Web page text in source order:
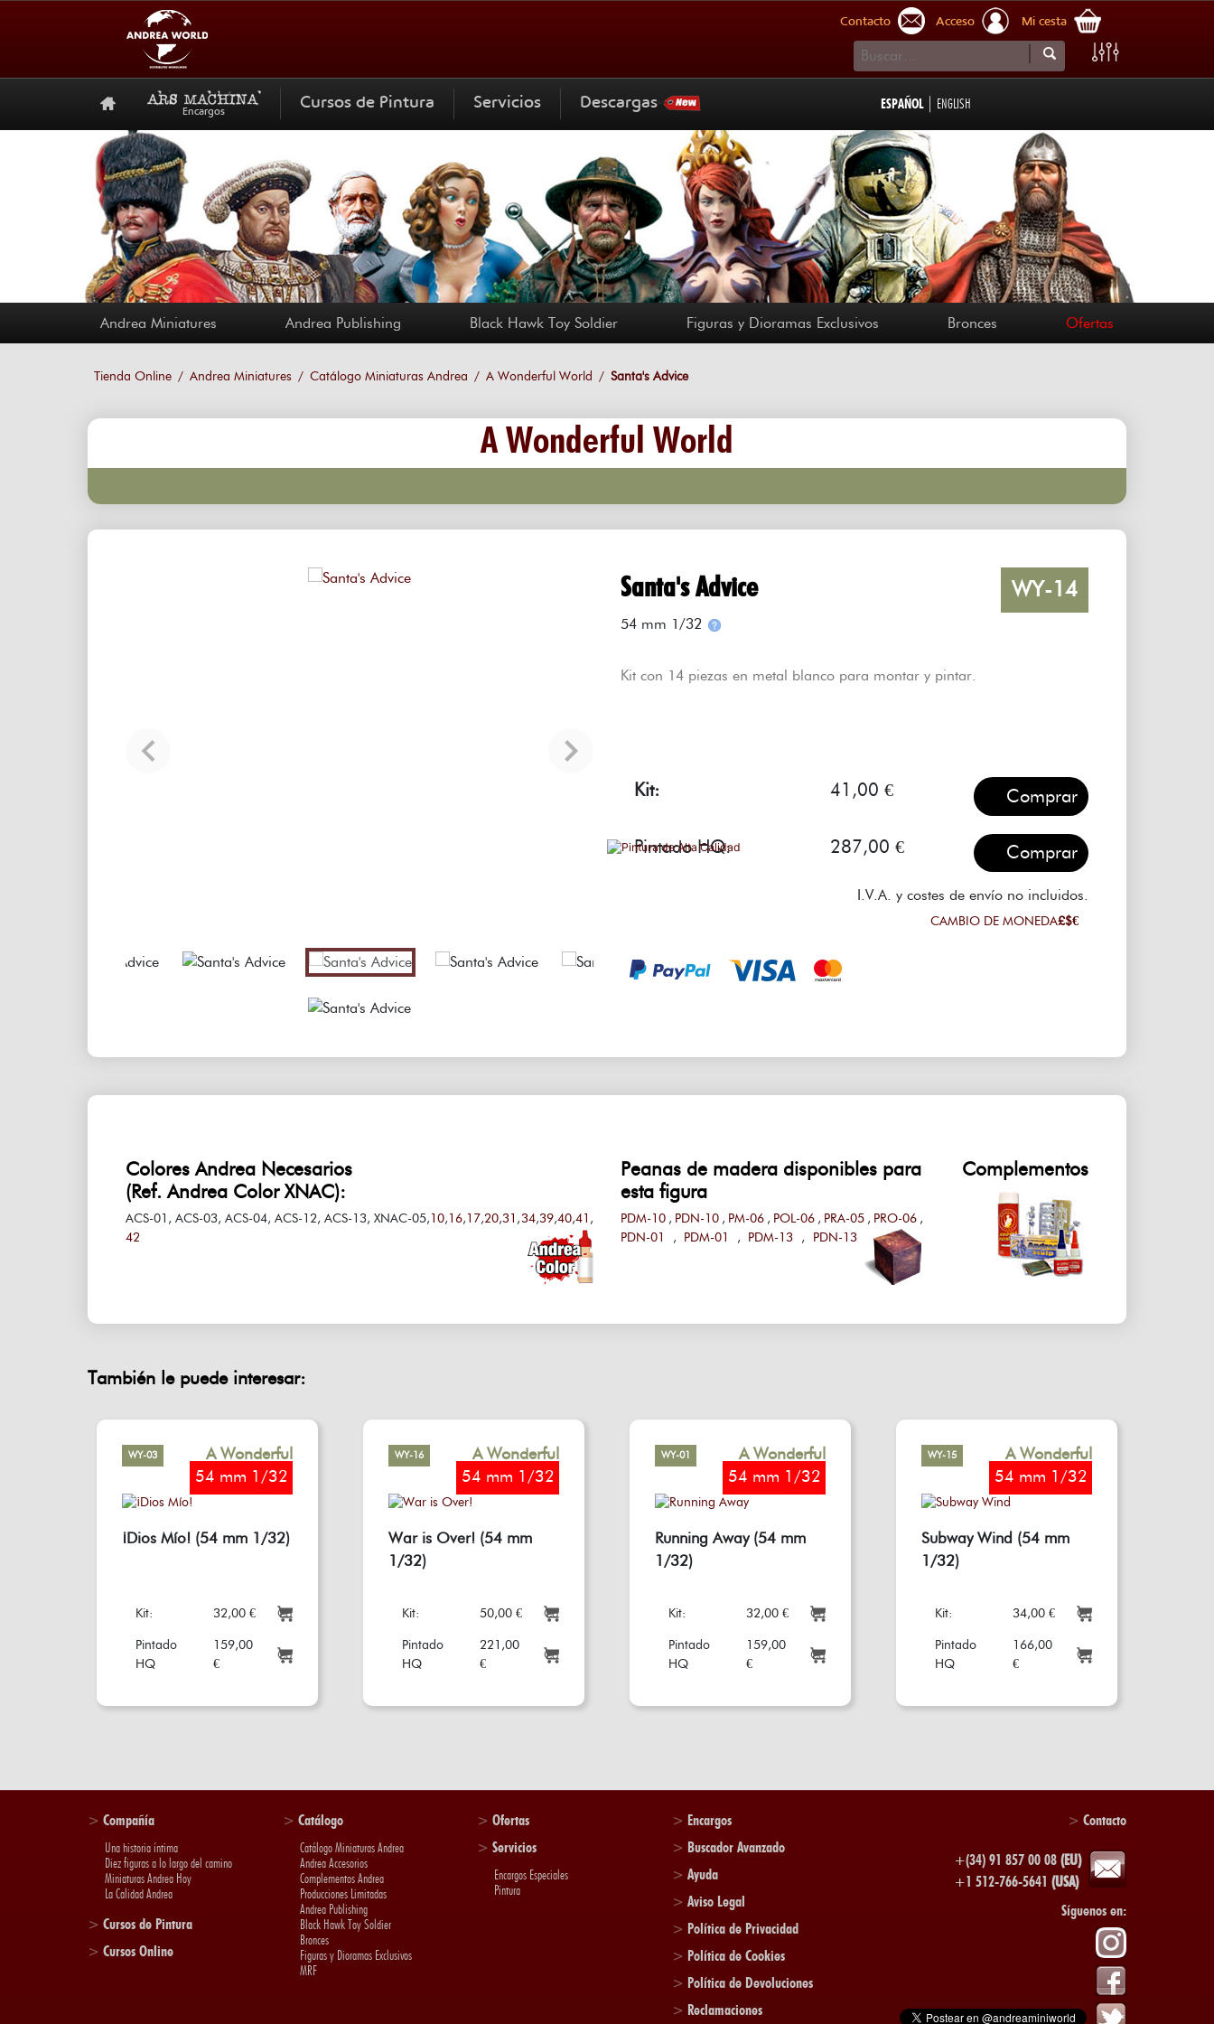
Contacto Acceso Mi cesta
Encargos Cursos de Pintura Servicios Descargas ESPAÑOL | ENGLISH
Andrea Miniatures Andrea Publishing Black Hawk Toy Soldier Figuras y Dioramas Exclusivos Bronces Ofertas
Tienda Online Andrea Miniatures Catálogo Miniaturas Andrea A Wonderful World Santa's Advice
A Wonderful World
Santa's Advice WY-14
54 mm 1/32
Kit con 14 piezas en metal blanco para montar y pintar.
Kit: 41,00 €
Pintado HQ: 287,00 €
I.V.A. y costes de envío no incluidos.
CAMBIO DE MONEDA£$€
Colores Andrea Necesarios
(Ref. Andrea Color XNAC):
ACS-01, ACS-03, ACS-04, ACS-12, ACS-13, XNAC-05, 10, 16, 17,20,31 ,34,39,40,41 ,
42
Peanas de madera disponibles para
esta figura
PDM-10 , PDN-10 , PM-06 , POL-06 , PRA-05 , PRO-06 ,
PDN-01
, PDM-01 , PDM-13 , PDN-13
Complementos
También le puede interesar:
WY-03
A Wonderful
World
54 mm 1/32
¡Dios Mío! (54 mm 1/32)
Kit: 32,00 €
Pintado
HQ
159,00
€
WY-16
A Wonderful
World
54 mm 1/32
War is Over! (54 mm
1/32)
Kit: 50,00 €
Pintado
HQ
221,00
€
WY-01
A Wonderful
World
54 mm 1/32
Running Away (54 mm
1/32)
Kit: 32,00 €
Pintado
HQ
159,00
€
WY-15
A Wonderful
World
54 mm 1/32
Subway Wind (54 mm
1/32)
Kit: 34,00 €
Pintado
HQ
166,00
€
> Compañía
Una historia íntima
Diez figuras a lo largo del camino
Miniaturas Andrea Hoy
La Calidad Andrea
> Cursos de Pintura
> Cursos Online
> Catálogo
Catálogo Miniaturas Andrea
Andrea Accesorios
Complementos Andrea
Producciones Limitadas
Andrea Publishing
Black Hawk Toy Soldier
Bronces
Figuras y Dioramas Exclusivos
MRF
>Ofertas
>Servicios
Encargos Especiales
Pintura
> Encargos
> Buscador Avanzado
> Ayuda
> Aviso Legal
> Política de Privacidad
> Política de Cookies
> Política de Devoluciones
> Reclamaciones
> Contacto
+(34) 91 857 00 08 (EU)
+1 512-766-5641 (USA)
Síguenos en: